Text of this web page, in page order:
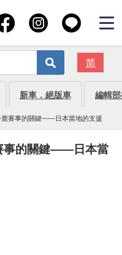
简
新車．絕版車 編輯
鹿賽事的關鍵——日本當地的支援
事的關鍵——日本當